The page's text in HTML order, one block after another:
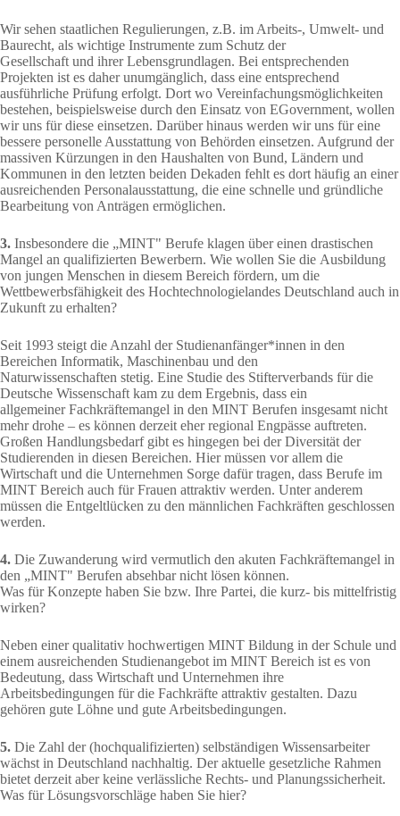
Wir sehen staatlichen Regulierungen, z.B. im Arbeits-, Umwelt- und
Baurecht, als wichtige Instrumente zum Schutz der
Gesellschaft und ihrer Lebensgrundlagen. Bei entsprechenden
Projekten ist es daher unumgänglich, dass eine entsprechend
ausführliche Prüfung erfolgt. Dort wo Vereinfachungsmöglichkeiten
bestehen, beispielsweise durch den Einsatz von EGovernment, wollen
wir uns für diese einsetzen. Darüber hinaus werden wir uns für eine
bessere personelle Ausstattung von Behörden einsetzen. Aufgrund der
massiven Kürzungen in den Haushalten von Bund, Ländern und
Kommunen in den letzten beiden Dekaden fehlt es dort häufig an einer
ausreichenden Personalausstattung, die eine schnelle und gründliche
Bearbeitung von Anträgen ermöglichen.
3. Insbesondere die „MINT" Berufe klagen über einen drastischen
Mangel an qualifizierten Bewerbern. Wie wollen Sie die Ausbildung
von jungen Menschen in diesem Bereich fördern, um die
Wettbewerbsfähigkeit des Hochtechnologielandes Deutschland auch in
Zukunft zu erhalten?
Seit 1993 steigt die Anzahl der Studienanfänger*innen in den
Bereichen Informatik, Maschinenbau und den
Naturwissenschaften stetig. Eine Studie des Stifterverbands für die
Deutsche Wissenschaft kam zu dem Ergebnis, dass ein
allgemeiner Fachkräftemangel in den MINT Berufen insgesamt nicht
mehr drohe – es können derzeit eher regional Engpässe auftreten.
Großen Handlungsbedarf gibt es hingegen bei der Diversität der
Studierenden in diesen Bereichen. Hier müssen vor allem die
Wirtschaft und die Unternehmen Sorge dafür tragen, dass Berufe im
MINT Bereich auch für Frauen attraktiv werden. Unter anderem
müssen die Entgeltlücken zu den männlichen Fachkräften geschlossen
werden.
4. Die Zuwanderung wird vermutlich den akuten Fachkräftemangel in
den „MINT" Berufen absehbar nicht lösen können.
Was für Konzepte haben Sie bzw. Ihre Partei, die kurz- bis mittelfristig
wirken?
Neben einer qualitativ hochwertigen MINT Bildung in der Schule und
einem ausreichenden Studienangebot im MINT Bereich ist es von
Bedeutung, dass Wirtschaft und Unternehmen ihre
Arbeitsbedingungen für die Fachkräfte attraktiv gestalten. Dazu
gehören gute Löhne und gute Arbeitsbedingungen.
5. Die Zahl der (hochqualifizierten) selbständigen Wissensarbeiter
wächst in Deutschland nachhaltig. Der aktuelle gesetzliche Rahmen
bietet derzeit aber keine verlässliche Rechts- und Planungssicherheit.
Was für Lösungsvorschläge haben Sie hier?